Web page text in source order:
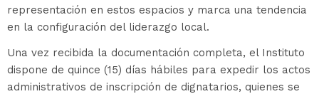
representación en estos espacios y marca una tendencia
en la configuración del liderazgo local.
Una vez recibida la documentación completa, el Instituto
dispone de quince (15) días hábiles para expedir los actos
administrativos de inscripción de dignatarios, quienes se